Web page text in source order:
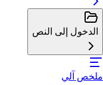
الدخول إلى النص
ملخص آلي